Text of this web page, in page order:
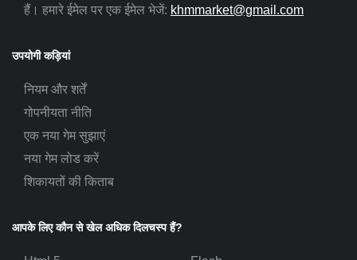
हैं। हमारे ईमेल पर एक ईमेल भेजें: khmmarket@gmail.com
उपयोगी कड़ियां
नियम और शर्तें
गोपनीयता नीति
एक नया गेम सुझाएं
नया गेम लोड करें
शिकायतों की किताब
आपके लिए कौन से खेल अधिक दिलचस्प हैं?